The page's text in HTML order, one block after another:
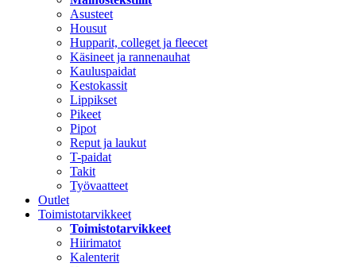
Asusteet
Housut
Hupparit, colleget ja fleecet
Käsineet ja rannenauhat
Kauluspaidat
Kestokassit
Lippikset
Pikeet
Pipot
Reput ja laukut
T-paidat
Takit
Työvaatteet
Outlet
Toimistotarvikkeet
Toimistotarvikkeet
Hiirimatot
Kalenterit